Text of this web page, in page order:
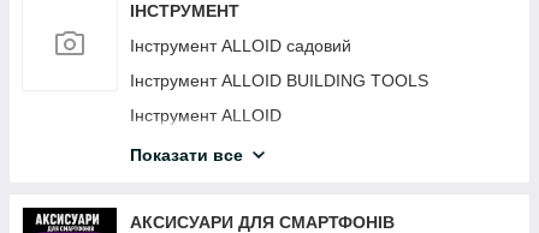
ІНСТРУМЕНТ
Інструмент ALLOID садовий
Інструмент ALLOID BUILDING TOOLS
Інструмент ALLOID
Інструмент HANS
Показати все
АКСИСУАРИ ДЛЯ СМАРТФОНІВ